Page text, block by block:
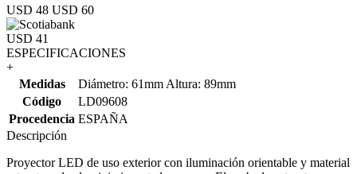
USD 48 USD 60
USD 41
ESPECIFICACIONES
+
Medidas
Diámetro: 61mm Altura: 89mm
Código
LD09608
Procedencia ESPAÑA
Descripción
Proyector LED de uso exterior con iluminación orientable y material